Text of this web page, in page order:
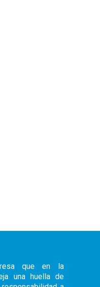
que en la
una huella de